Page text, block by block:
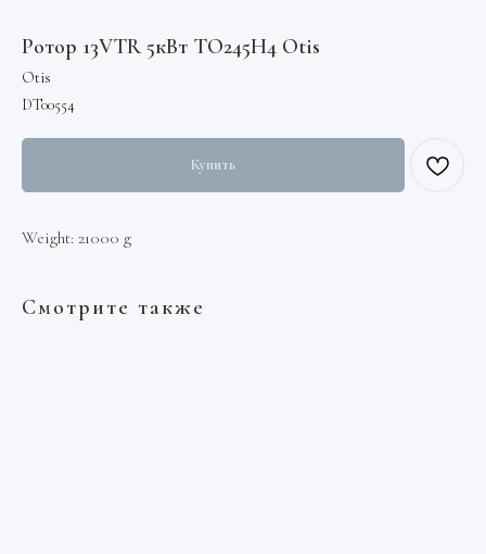
Ротор 13VTR 5кВт TO245H4 Otis
Otis
DT00554
Купить
Weight: 21000 g
Смотрите также